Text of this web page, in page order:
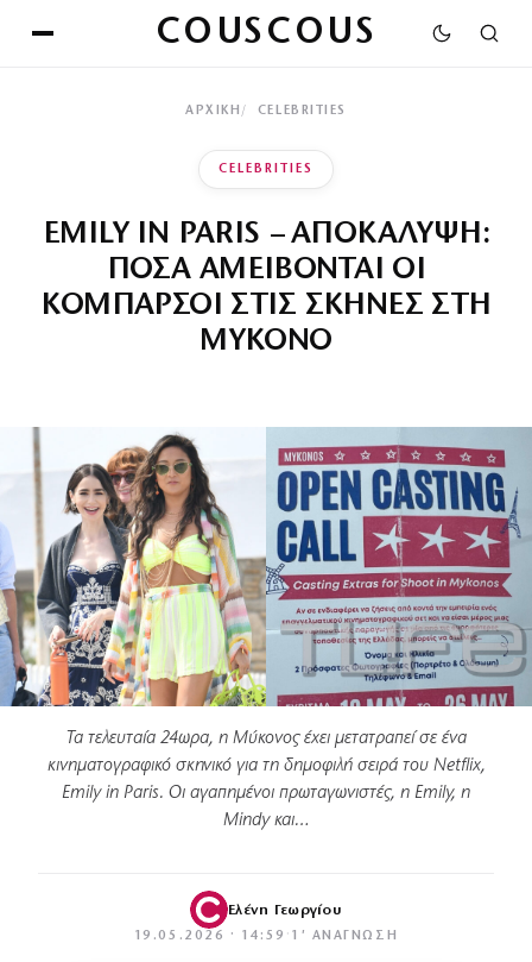
COUSCOUS
ΑΡΧΙΚΉ CELEBRITIES
CELEBRITIES
EMILY IN PARIS – ΑΠΟΚΑΛΥΨΗ:
ΠΟΣΑ ΑΜΕΙΒΟΝΤΑΙ ΟΙ
ΚΟΜΠΑΡΣΟΙ ΣΤΙΣ ΣΚΗΝΕΣ ΣΤΗ
ΜΥΚΟΝΟ
Τα τελευταία 24ωρα, η Μύκονος έχει μετατραπεί σε ένα
κινηματογραφικό σκηνικό για τη δημοφιλή σειρά του Netflix,
Emily in Paris. Οι αγαπημένοι πρωταγωνιστές, η Emily, η
Mindy και…
Ελένη Γεωργίου
19.05.2026 · 14:59 · 1′ ΑΝΆΓΝΩΣΗ